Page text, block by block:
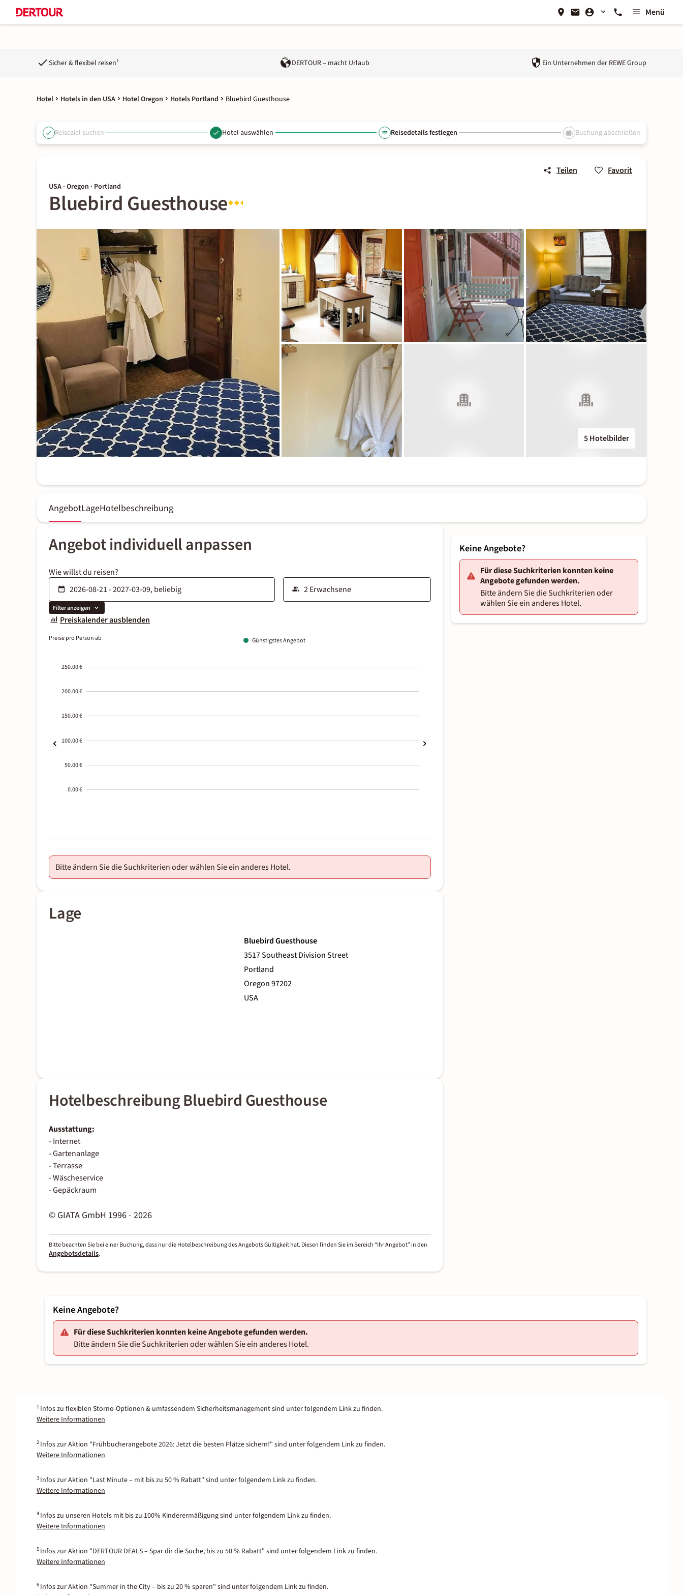
Menü
Sicher & flexibel reisen¹ DERTOUR – macht Urlaub Ein Unternehmen der REWE Group
Hotel Hotels in den USA Hotel Oregon Hotels Portland Bluebird Guesthouse
Reiseziel suchen Hotel auswählen Reisedetails festlegen Buchung abschließen
Teilen Favorit
USA · Oregon · Portland
Bluebird Guesthouse
5 Hotelbilder
AngebotLageHotelbeschreibung
Angebot individuell anpassen
Wie willst du reisen?
Filter anzeigen
Preiskalender ausblenden
Preise pro Person ab Günstigstes Angebot
250.00 €
200.00 €
150.00 €
100.00 €
50.00 €
0.00 €
01-02
Bitte ändern Sie die Suchkriterien oder wählen Sie ein anderes Hotel.
Lage
Bluebird Guesthouse
3517 Southeast Division Street
Portland
Oregon 97202
USA
Hotelbeschreibung Bluebird Guesthouse
Ausstattung:
- Internet
- Gartenanlage
- Terrasse
- Wäscheservice
- Gepäckraum
© GIATA GmbH 1996 - 2026
Bitte beachten Sie bei einer Buchung, dass nur die Hotelbeschreibung des Angebots Gültigkeit hat. Diesen finden Sie im Bereich “Ihr Angebot” in den
Angebotsdetails.
Keine Angebote?
Für diese Suchkriterien konnten keine
Angebote gefunden werden.
Bitte ändern Sie die Suchkriterien oder
wählen Sie ein anderes Hotel.
Keine Angebote?
Für diese Suchkriterien konnten keine Angebote gefunden werden.
Bitte ändern Sie die Suchkriterien oder wählen Sie ein anderes Hotel.
1 Infos zu flexiblen Storno-Optionen & umfassendem Sicherheitsmanagement sind unter folgendem Link zu finden.
Weitere Informationen
2 Infos zur Aktion "Frühbucherangebote 2026: Jetzt die besten Plätze sichern!" sind unter folgendem Link zu finden.
Weitere Informationen
3 Infos zur Aktion "Last Minute – mit bis zu 50 % Rabatt" sind unter folgendem Link zu finden.
Weitere Informationen
4 Infos zu unseren Hotels mit bis zu 100% Kinderermäßigung sind unter folgendem Link zu finden.
Weitere Informationen
5 Infos zur Aktion "DERTOUR DEALS – Spar dir die Suche, bis zu 50 % Rabatt" sind unter folgendem Link zu finden.
Weitere Informationen
6 Infos zur Aktion "Summer in the City – bis zu 20 % sparen" sind unter folgendem Link zu finden.